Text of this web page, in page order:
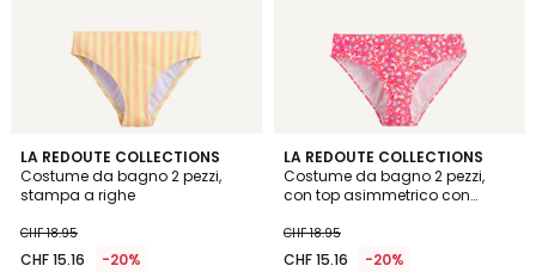
LA REDOUTE COLLECTIONS
Costume da bagno 2 pezzi,
stampa a righe
CHF 18.95
CHF 15.16 -20%
5
/
5
LA REDOUTE COLLECTIONS
Costume da bagno 2 pezzi,
con top asimmetrico con
CHF 18.95
CHF 15.16 -20%